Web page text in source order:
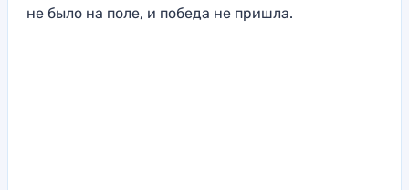
не было на поле, и победа не пришла.